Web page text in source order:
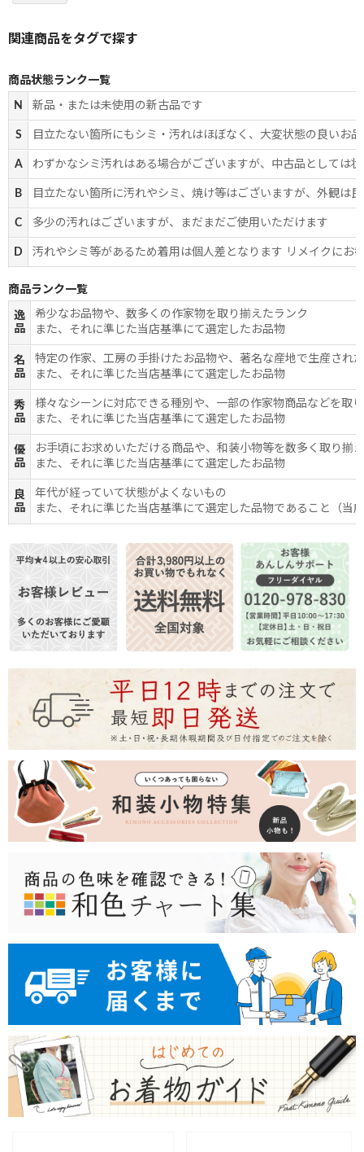
商品状態ランク一覧
N 新品・または未使用の新古品です
S 目立たない箇所にもシミ・汚れはほぼなく、大変状態の良いお
A わずかなシミ汚れはある場合がございますが、中古品としては
B 目立たない箇所に汚れやシミ、焼け等はございますが、外観は
C 多少の汚れはございますが、まだまだご使用いただけます
D 汚れやシミ等があるため着用は個人差となります リメイクにお
商品ランク一覧
逸
品
希少なお品物や、数多くの作家物を取り揃えたランク
また、それに準じた当店基準にて選定したお品物
名
品
特定の作家、工房の手掛けたお品物や、著名な産地で生産され
また、それに準じた当店基準にて選定したお品物
秀
品
様々なシーンに対応できる種別や、一部の作家物商品などを取
また、それに準じた当店基準にて選定したお品物
優
品
お手頃にお求めいただける商品や、和装小物等を数多く取り揃
また、それに準じた当店基準にて選定したお品物
良
品
年代が経っていて状態がよくないもの
また、それに準じた当店基準にて選定した品物であること（当